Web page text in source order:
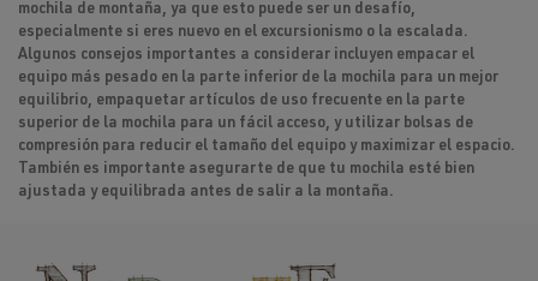
mochila de montaña, ya que esto puede ser un desafío,
especialmente si eres nuevo en el excursionismo o la escalada.
Algunos consejos importantes a considerar incluyen empacar el
equipo más pesado en la parte inferior de la mochila para un mejor
equilibrio, empaquetar artículos de uso frecuente en la parte
superior de la mochila para un fácil acceso, y utilizar bolsas de
compresión para reducir el tamaño del equipo y maximizar el espacio.
También es importante asegurarte de que tu mochila esté bien
ajustada y equilibrada antes de salir a la montaña.